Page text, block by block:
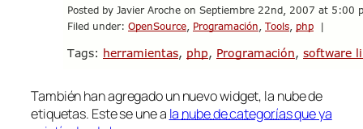
También han agregado un nuevo widget, la nube de
etiquetas. Este se une a la nube de categoríasque ya